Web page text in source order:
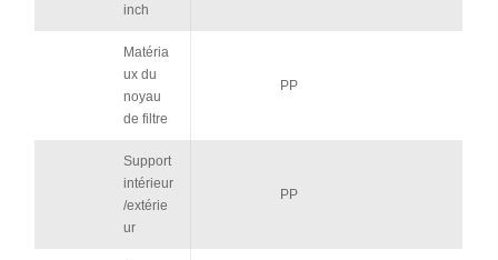
inch
Matéria
ux du
noyau
de filtre
PP
Support
intérieur
/extérie
ur
PP